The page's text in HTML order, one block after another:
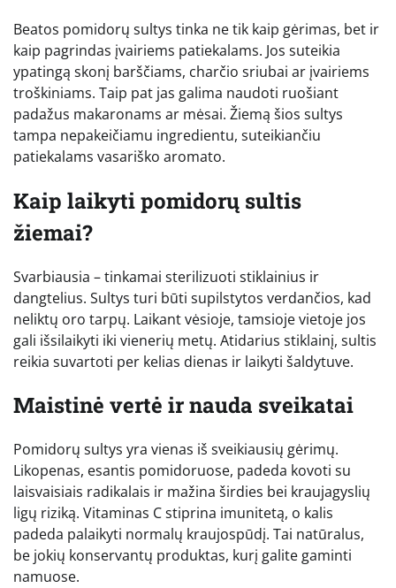
Beatos pomidorų sultys tinka ne tik kaip gėrimas, bet ir
kaip pagrindas įvairiems patiekalams. Jos suteikia
ypatingą skonį barščiams, charčio sriubai ar įvairiems
troškiniams. Taip pat jas galima naudoti ruošiant
padažus makaronams ar mėsai. Žiemą šios sultys
tampa nepakeičiamu ingredientu, suteikiančiu
patiekalams vasariško aromato.
Kaip laikyti pomidorų sultis
žiemai?
Svarbiausia – tinkamai sterilizuoti stiklainius ir
dangtelius. Sultys turi būti supilstytos verdančios, kad
neliktų oro tarpų. Laikant vėsioje, tamsioje vietoje jos
gali išsilaikyti iki vienerių metų. Atidarius stiklainį, sultis
reikia suvartoti per kelias dienas ir laikyti šaldytuve.
Maistinė vertė ir nauda sveikatai
Pomidorų sultys yra vienas iš sveikiausių gėrimų.
Likopenas, esantis pomidoruose, padeda kovoti su
laisvaisiais radikalais ir mažina širdies bei kraujagyslių
ligų riziką. Vitaminas C stiprina imunitetą, o kalis
padeda palaikyti normalų kraujospūdį. Tai natūralus,
be jokių konservantų produktas, kurį galite gaminti
namuose.